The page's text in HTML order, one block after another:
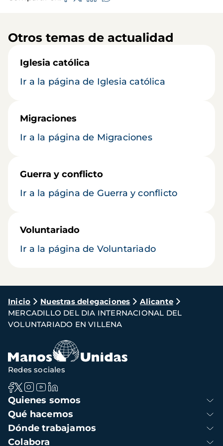
Otros temas de actualidad
Iglesia católica
Ir a la página de Iglesia católica
Migraciones
Ir a la página de Migraciones
Guerra y conflicto
Ir a la página de Guerra y conflicto
Voluntariado
Ir a la página de Voluntariado
Ruta
de
navegación
Inicio Nuestras delegaciones
Alicante
MERCADILLO DEL DIA INTERNACIONAL DEL
VOLUNTARIADO EN VILLENA
Navegación
principal
Quienes somos
Qué hacemos
Dónde trabajamos
Colabora
Redes sociales